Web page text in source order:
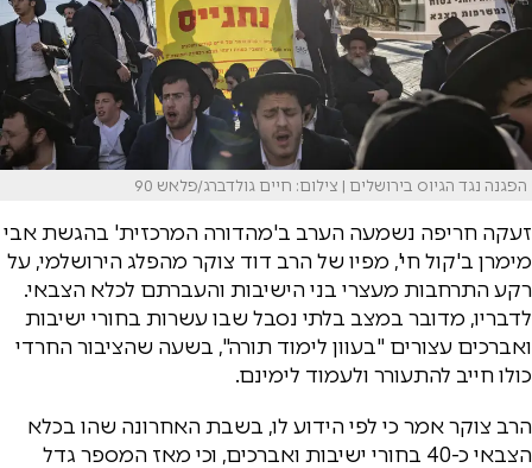
הפגנה נגד הגיוס בירושלים | צילום: חיים גולדברג/פלאש 90
זעקה חריפה נשמעה הערב ב'מהדורה המרכזית' בהגשת אבי
מימרן ב'קול חי', מפיו של הרב דוד צוקר מהפלג הירושלמי, על
רקע התרחבות מעצרי בני הישיבות והעברתם לכלא הצבאי.
לדבריו, מדובר במצב בלתי נסבל שבו עשרות בחורי ישיבות
ואברכים עצורים "בעוון לימוד תורה", בשעה שהציבור החרדי
כולו חייב להתעורר ולעמוד לימינם.
הרב צוקר אמר כי לפי הידוע לו, בשבת האחרונה שהו בכלא
הצבאי כ-40 בחורי ישיבות ואברכים, וכי מאז המספר גדל